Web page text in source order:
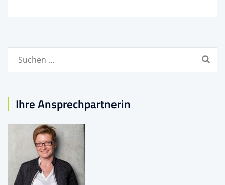
Suchen
Ihre Ansprechpartnerin